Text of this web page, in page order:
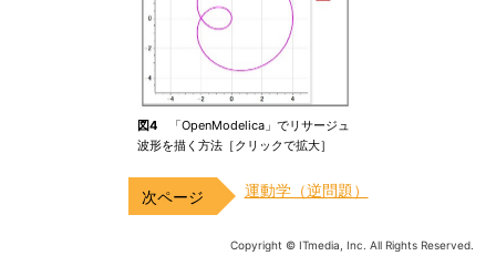
図4 「OpenModelica」でリサージュ
波形を描く方法［クリックで拡大］
運動学（逆問題）
Copyright © ITmedia, Inc. All Rights Reserved.